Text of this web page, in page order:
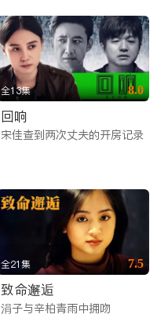
全13集 8.0
回响
宋佳查到两次丈夫的开房记录
全21集 7.5
致命邂逅
涓子与辛柏青雨中拥吻